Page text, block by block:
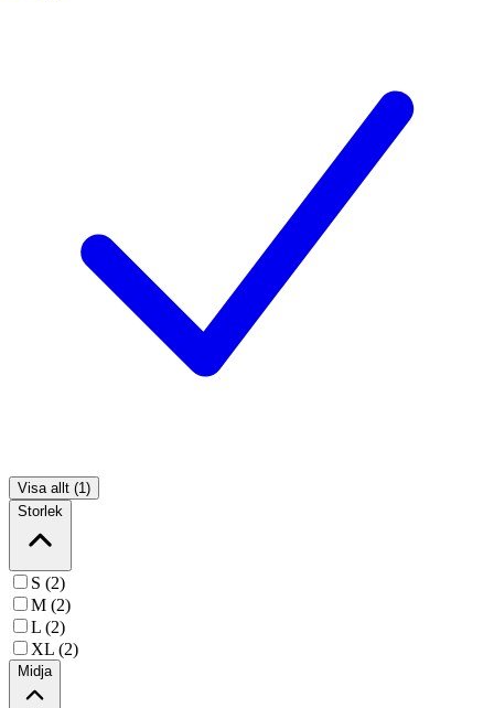
Visa allt (1)
Storlek
S (2)
M (2)
L (2)
XL (2)
Midja